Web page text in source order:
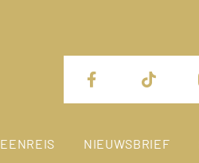
NIEUWSBRIEF